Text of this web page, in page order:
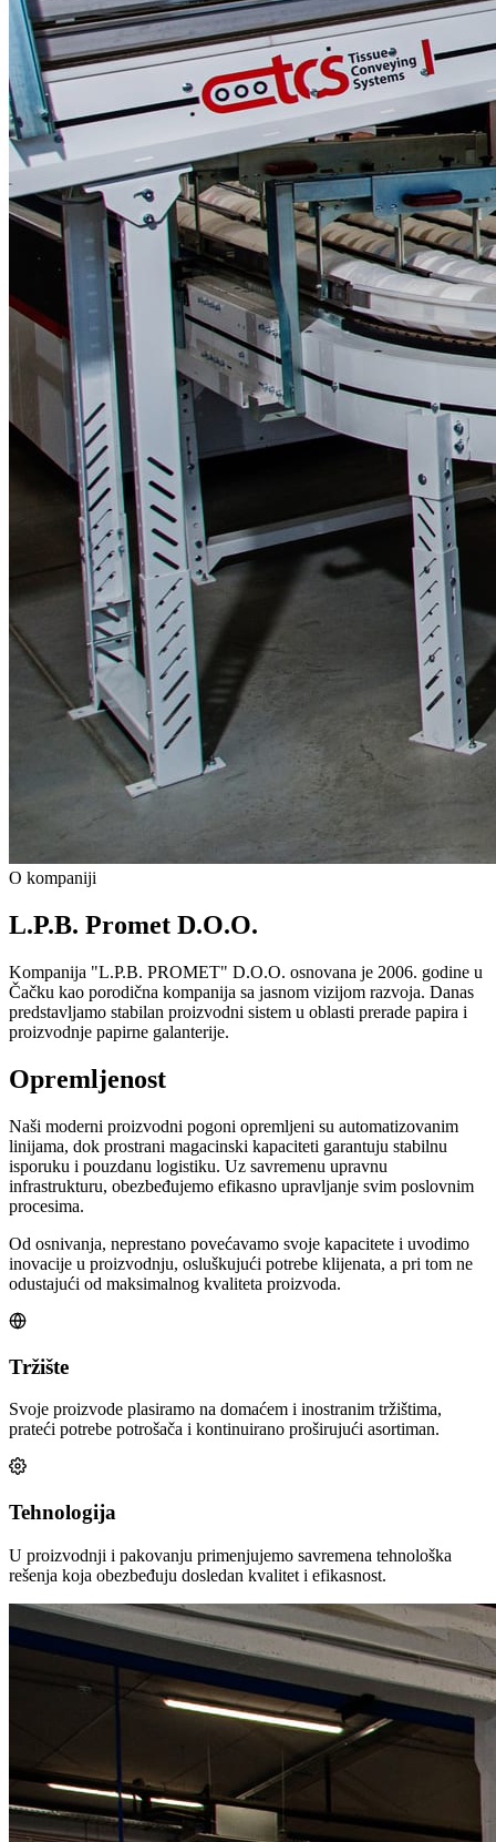
O kompaniji
L.P.B. Promet D.O.O.
Kompanija "L.P.B. PROMET" D.O.O. osnovana je 2006. godine u
Čačku kao porodična kompanija sa jasnom vizijom razvoja. Danas
predstavljamo stabilan proizvodni sistem u oblasti prerade papira i
proizvodnje papirne galanterije.
Opremljenost
Naši moderni proizvodni pogoni opremljeni su automatizovanim
linijama, dok prostrani magacinski kapaciteti garantuju stabilnu
isporuku i pouzdanu logistiku. Uz savremenu upravnu
infrastrukturu, obezbeđujemo efikasno upravljanje svim poslovnim
procesima.
Od osnivanja, neprestano povećavamo svoje kapacitete i uvodimo
inovacije u proizvodnju, osluškujući potrebe klijenata, a pri tom ne
odustajući od maksimalnog kvaliteta proizvoda.
Tržište
Svoje proizvode plasiramo na domaćem i inostranim tržištima,
prateći potrebe potrošača i kontinuirano proširujući asortiman.
Tehnologija
U proizvodnji i pakovanju primenjujemo savremena tehnološka
rešenja koja obezbeđuju dosledan kvalitet i efikasnost.